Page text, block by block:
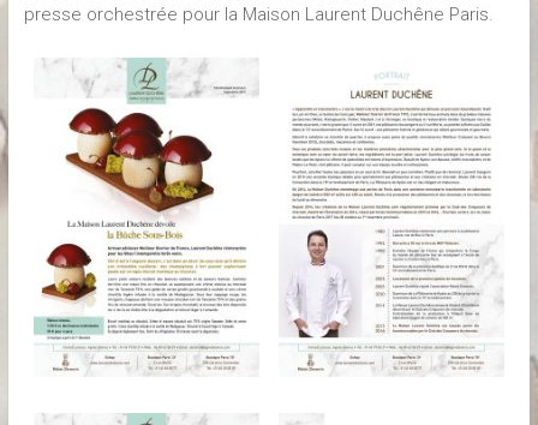
presse orchestrée pour la Maison Laurent Duchêne Paris.